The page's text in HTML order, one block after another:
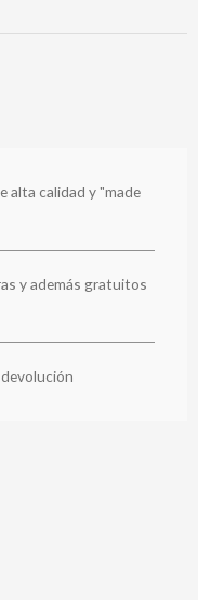
alta calidad y "made
y además gratuitos